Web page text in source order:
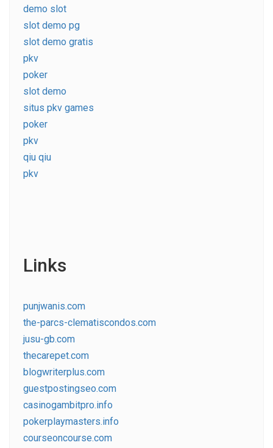
demo slot
slot demo pg
slot demo gratis
pkv
poker
slot demo
situs pkv games
poker
pkv
qiu qiu
pkv
Links
punjwanis.com
the-parcs-clematiscondos.com
jusu-gb.com
thecarepet.com
blogwriterplus.com
guestpostingseo.com
casinogambitpro.info
pokerplaymasters.info
courseoncourse.com